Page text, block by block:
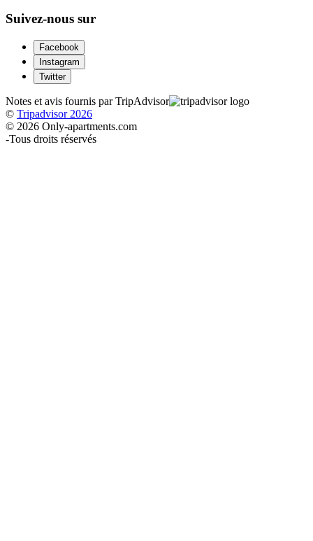
Suivez-nous sur
Facebook
Instagram
Twitter
Notes et avis fournis par TripAdvisor
© Tripadvisor 2026
© 2026 Only-apartments.com
-Tous droits réservés